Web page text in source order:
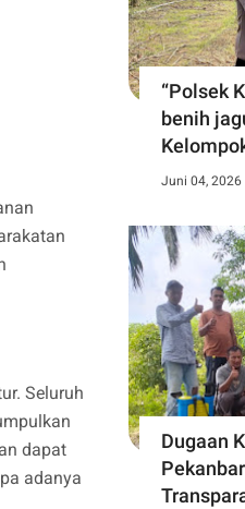
Seluruh
dapat
adanya
“Polsek
benih
Juni 04, 2026
Dugaan